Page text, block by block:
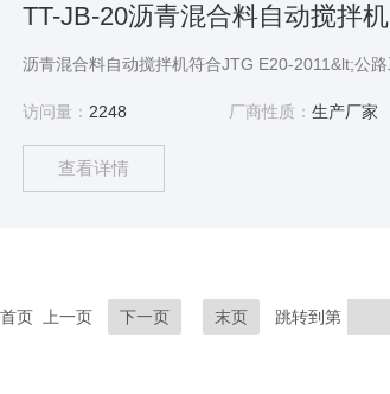
TT-JB-20沥青混合料自动搅拌机
访问量： 2248 厂商性质： 生产厂家
查看详情
页 上一页 下一页 末页 跳转到第